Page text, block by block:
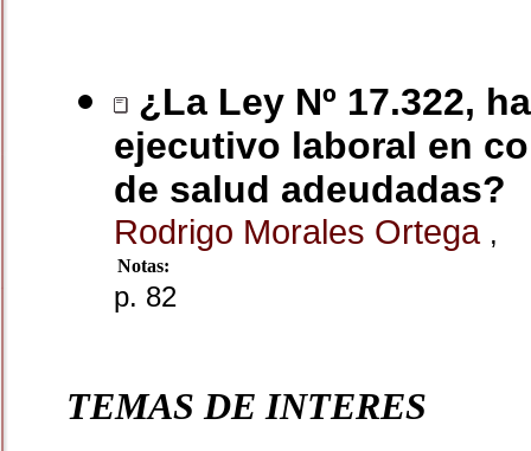
¿La Ley Nº 17.322,
ejecutivo laboral en
de salud adeudadas?
Rodrigo Morales Ortega ,
Notas:
p. 82
TEMAS DE INTERES